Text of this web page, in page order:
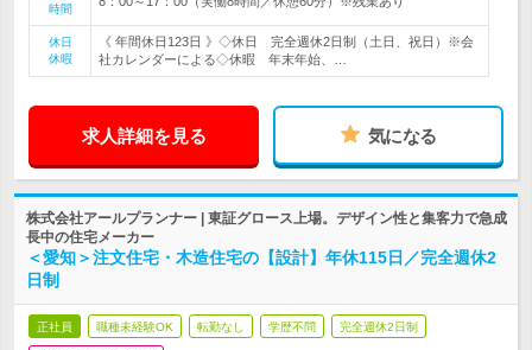
時間
休日
休暇
《 年間休日123日 》◇休日 完全週休2日制（土日、祝日）※会
社カレンダーによる◇休暇 年末年始、…
求人詳細を見る 気になる
株式会社アールプランナー | 東証グロース上場。デザイン性と集客力で急成
長中の住宅メーカー
＜愛知＞注文住宅・木造住宅の【設計】年休115日／完全週休2
日制
正社員 職種未経験OK 転勤なし 学歴不問 完全週休2日制